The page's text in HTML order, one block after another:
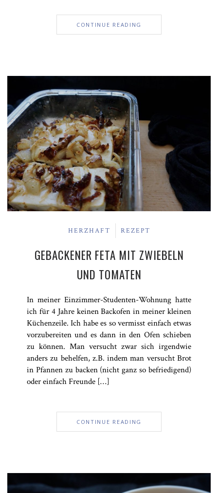
CONTINUE READING
HERZHAFT REZEPT
GEBACKENER FETA MIT ZWIEBELN
UND TOMATEN
In meiner Einzimmer-Studenten-Wohnung hatte
ich für 4 Jahre keinen Backofen in meiner kleinen
Küchenzeile. Ich habe es so vermisst einfach etwas
vorzubereiten und es dann in den Ofen schieben
zu können. Man versucht zwar sich irgendwie
anders zu behelfen, z.B. indem man versucht Brot
in Pfannen zu backen (nicht ganz so befriedigend)
oder einfach Freunde […]
CONTINUE READING